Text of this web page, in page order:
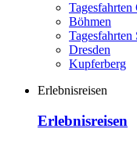
Tagesfahrten
Böhmen
Tagesfahrten
Dresden
Kupferberg
Erlebnisreisen
Erlebnisreisen